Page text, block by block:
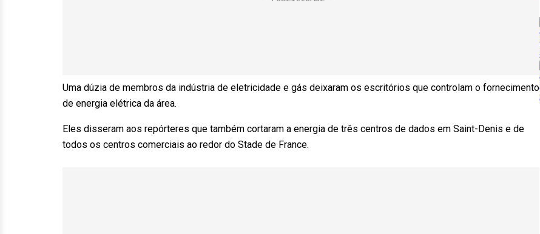
Uma dúzia de membros da indústria de eletricidade e gás deixaram os escritórios que controlam o fornecimento
de energia elétrica da área.
Eles disseram aos repórteres que também cortaram a energia de três centros de dados em Saint-Denis e de
todos os centros comerciais ao redor do Stade de France.